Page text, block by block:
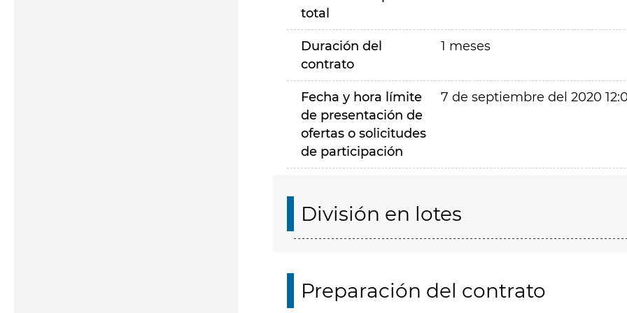
total
Duración del
contrato
1 meses
Fecha y hora límite
de presentación de
ofertas o solicitudes
de participación
7 de septiembre del 2020
División en lotes
Preparación del contrato